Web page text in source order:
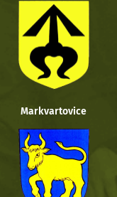
Markvartovice